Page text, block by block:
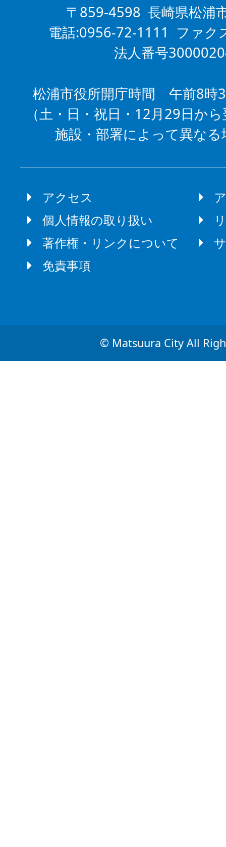
〒859-4598 長崎県松浦
電話:0956-72-1111 ファ
法人番号
松浦市役所開庁時間 午前8時
（土・日・祝日・12月29日か
施設・部署によって異な
アクセス
個人情報の取り扱い
著作権・リンクについて
免責事項
© Matsuura City All